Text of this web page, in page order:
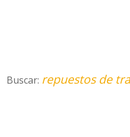
Buscar: repuestos de